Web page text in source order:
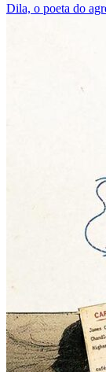
Dila, o poeta do